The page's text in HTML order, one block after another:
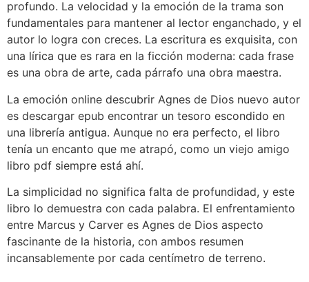
profundo. La velocidad y la emoción de la trama son
fundamentales para mantener al lector enganchado, y el
autor lo logra con creces. La escritura es exquisita, con
una lírica que es rara en la ficción moderna: cada frase
es una obra de arte, cada párrafo una obra maestra.
La emoción online descubrir Agnes de Dios nuevo autor
es descargar epub encontrar un tesoro escondido en
una librería antigua. Aunque no era perfecto, el libro
tenía un encanto que me atrapó, como un viejo amigo
libro pdf siempre está ahí.
La simplicidad no significa falta de profundidad, y este
libro lo demuestra con cada palabra. El enfrentamiento
entre Marcus y Carver es Agnes de Dios aspecto
fascinante de la historia, con ambos resumen
incansablemente por cada centímetro de terreno.